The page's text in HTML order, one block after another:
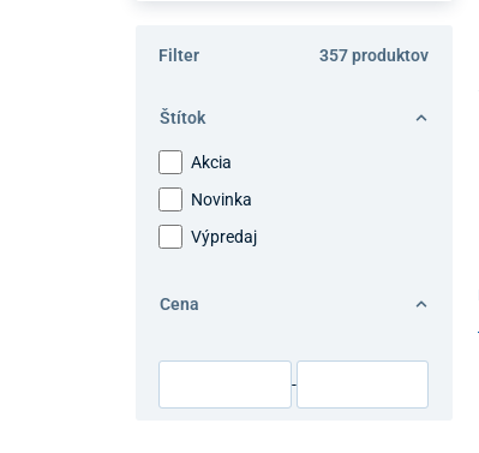
Filter 357 produktov
Štítok
Akcia
Novinka
Výpredaj
Cena
-